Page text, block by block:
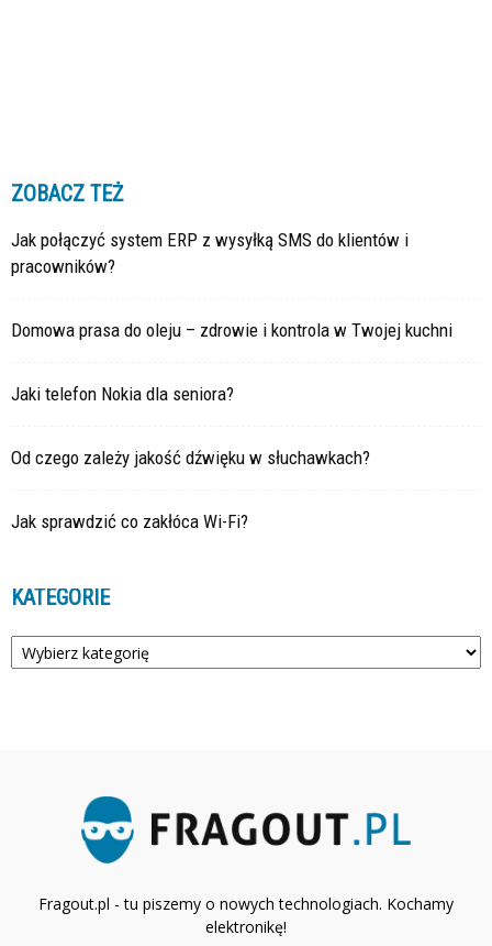
ZOBACZ TEŻ
Jak połączyć system ERP z wysyłką SMS do klientów i
pracowników?
Domowa prasa do oleju – zdrowie i kontrola w Twojej kuchni
Jaki telefon Nokia dla seniora?
Od czego zależy jakość dźwięku w słuchawkach?
Jak sprawdzić co zakłóca Wi-Fi?
KATEGORIE
Kategorie
Fragout.pl - tu piszemy o nowych technologiach. Kochamy
elektronikę!